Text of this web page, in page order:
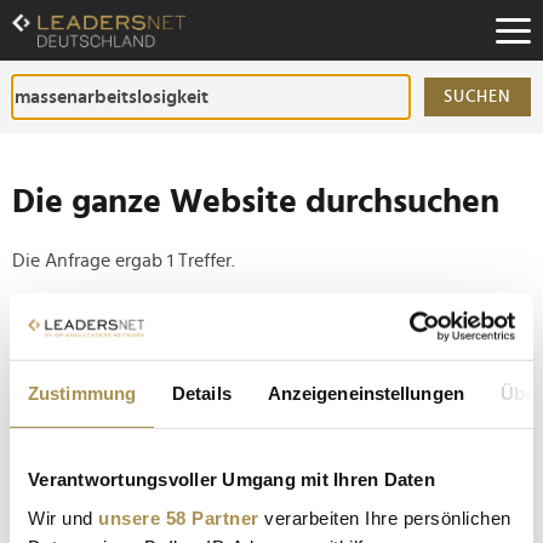
Zustimmung Details Anzeigeneinstellungen
Verantwortungsvoller Umgang mit Ihren Daten
Wir und unsere 58 Partner verarbeiten Ihre persönlichen
Zum
Inhalt
Zur
Fußzeilen-
Navigation
SUCHEN
Die ganze Website durchsuchen
Die Anfrage ergab 1 Treffer.
Tipp
Setzen Sie die gesuchten Wörter zwischen
Anführungszeichen: zb "Vorname Nachname".
Ökonom Jens Südekum sieht wegen KI keine
drohende Massenarbeitslosigkeit